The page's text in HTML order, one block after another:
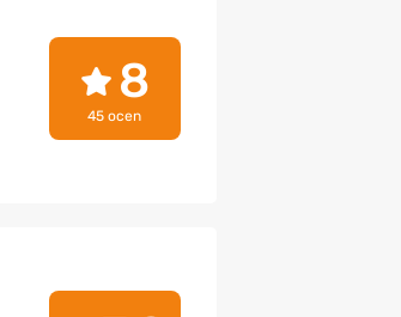
8
45 ocen